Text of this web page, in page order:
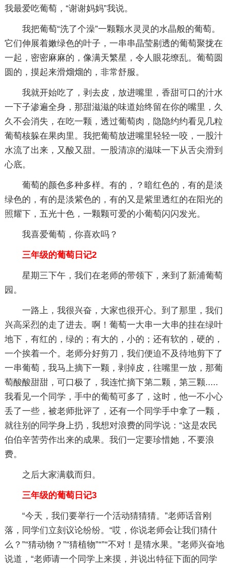
我最爱吃葡萄，“谢谢妈妈”我说。
我把葡萄“洗了个澡”一颗颗水灵灵的水晶般的葡萄。
它们伸展着嫩绿色的叶子，一串串晶莹剔透的葡萄聚拢在
一起，密密麻麻的，像满天繁星，令人眼花缭乱。葡萄圆
圆的，摸起来滑熘熘的，非常舒服。
我就开始吃了，剥去皮，放进嘴里，香甜可口的汁水
一下子渗遍全身，那甜滋滋的味道始终留在你的嘴里，久
久不会消失，在吃一颗，透过葡萄肉，隐隐约约看见几粒
葡萄核躲在果肉里。我把葡萄放进嘴里轻轻一咬，一股汁
水流了出来，又酸又甜。一股清凉的滋味一下从舌尖滑到
心底。
葡萄的颜色多种多样。有的，？暗红色的，有的是淡
绿色的，有的是淡紫色的，有的又是紫里透红的在阳光的
照耀下，五光十色，一颗颗可爱的小葡萄闪闪发光。
我喜爱葡萄，你喜欢吗？
三年级的葡萄日记2
星期三下午，我们在老师的带领下，来到了新浦葡萄
园。
一路上，我很兴奋，大家也很开心。到了那里，我们
兴高采烈的走了进去。啊！葡萄一大串一大串的挂在绿叶
地下，有红的，绿的；有大的，小的；还有软的，硬的，
一个挨着一个。老师分好剪刀，我们便迫不及待地剪下了
一串葡萄，我马上摘下一颗，剥掉皮，往嘴里一放，那葡
萄酸酸甜甜，可口极了，我连忙摘下第二颗，第三颗.....
我看见一个同学，手中的葡萄可多了，这时，他一不小心
丢了一些，被老师批评了，还有一个同学手中拿了一颗，
就往别的同学身上扔，我想对浪费的同学说：“这是农民
伯伯辛苦劳作出来的成果。我们一定要珍惜她，不要浪
费。
之后大家满载而归。
三年级的葡萄日记3
“今天，我们要举行一个活动猜猜猜。”老师话音刚
落，同学们立刻议论纷纷。“哎，你说老师会让我们猜什
么？”“猜动物？”“猜植物”“”“不对！是猜水果。”老师兴奋地
说道，“老师请一个同学上来摸，并说出特征下面的同学